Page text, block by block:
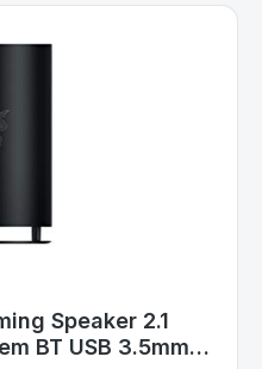
Speaker 2.1
BT USB 3.5mm